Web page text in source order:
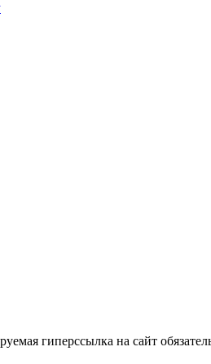
гиперссылка на сайт